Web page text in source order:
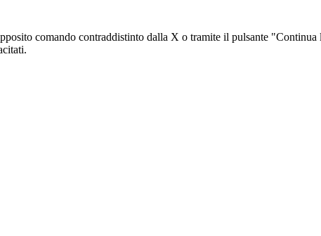
comando contraddistinto dalla X o tramite il pulsante